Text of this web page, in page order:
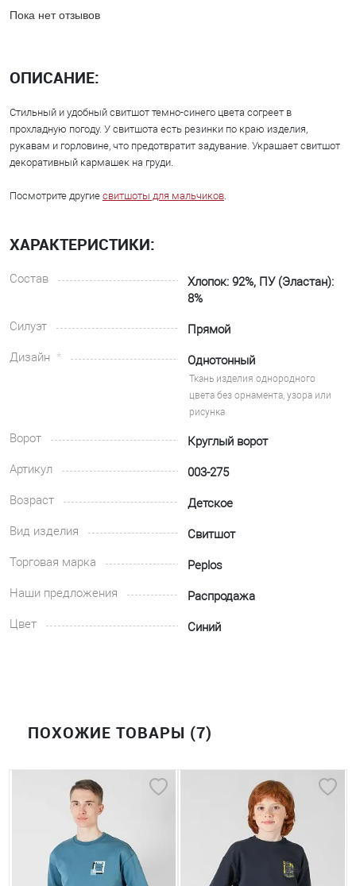
Пока нет отзывов
ОПИСАНИЕ:
Стильный и удобный свитшот темно-синего цвета согреет в
прохладную погоду. У свитшота есть резинки по краю изделия,
рукавам и горловине, что предотвратит задувание. Украшает свитшот
декоративный кармашек на груди.
Посмотрите другие свитшоты для мальчиков.
ХАРАКТЕРИСТИКИ:
Состав
Хлопок: 92%, ПУ (Эластан):
8%
Силуэт
Прямой
Дизайн
Однотонный
Ткань изделия однородного
цвета без орнамента, узора или
рисунка
Ворот
Круглый ворот
Артикул
003-275
Возраст
Детское
Вид изделия
Свитшот
Торговая марка
Peplos
Наши предложения
Распродажа
Цвет
Синий
ПОХОЖИЕ ТОВАРЫ (7)